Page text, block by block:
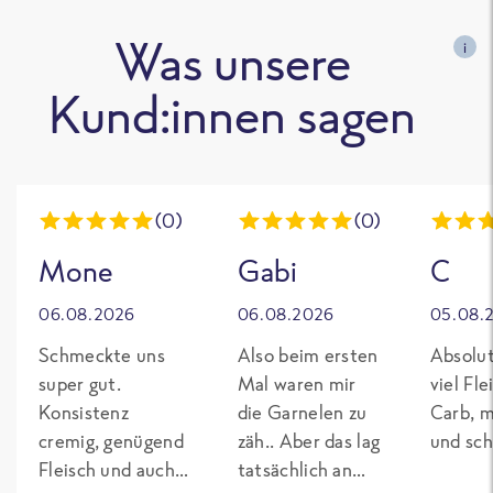
Was unsere
Kund:innen sagen
i
(0)
Mone
06.08.2026
Schmeckte uns
super gut.
Konsistenz
cremig, genügend
Fleisch und auch
(0)
Gabi
06.08.2026
Also beim ersten
Mal waren mir
die Garnelen zu
zäh.. Aber das lag
tatsächlich an
C
viel
Carb,
und